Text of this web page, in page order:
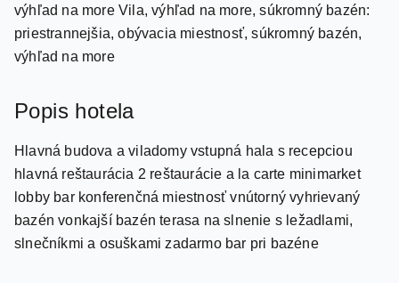
výhľad na more Vila, výhľad na more, súkromný bazén:
priestrannejšia, obývacia miestnosť, súkromný bazén,
výhľad na more
Popis hotela
Hlavná budova a viladomy vstupná hala s recepciou
hlavná reštaurácia 2 reštaurácie a la carte minimarket
lobby bar konferenčná miestnosť vnútorný vyhrievaný
bazén vonkajší bazén terasa na slnenie s ležadlami,
slnečníkmi a osuškami zadarmo bar pri bazéne